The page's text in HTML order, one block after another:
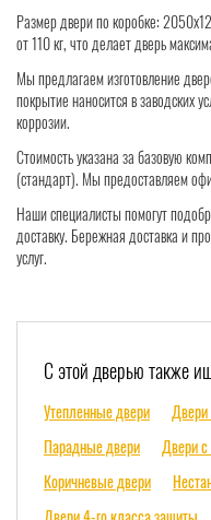
Размер двери по коробке:
от 110 кг, что делает дверь
Мы предлагаем изготовление
покрытие наносится в заводских
коррозии.
Стоимость указана за базовую
(стандарт). Мы предоставляем
Наши специалисты помогут
доставку. Бережная доставка и
услуг.
С этой дверью также
Утепленные двери
Парадные двери
Двери с
Коричневые двери